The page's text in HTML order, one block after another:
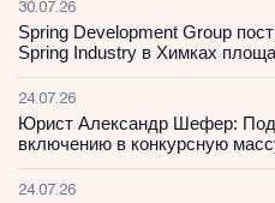
30.07.26
Spring Development Group
Spring Industry в Химках
24.07.26
Юрист Александр Шефер:
включению в конкурсную
24.07.26